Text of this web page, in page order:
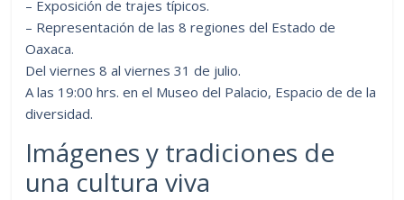
– Exposición de trajes típicos.
– Representación de las 8 regiones del Estado de
Oaxaca.
Del viernes 8 al viernes 31 de julio.
A las 19:00 hrs. en el Museo del Palacio, Espacio de de la
diversidad.
Imágenes y tradiciones de
una cultura viva